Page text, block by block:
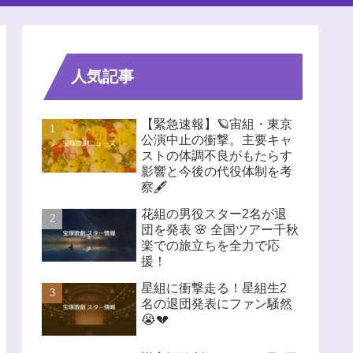
人気記事
【緊急速報】🪐宙組・東京
公演中止の衝撃。主要キャ
ストの体調不良がもたらす
影響と今後の代役体制を考
察🖋️
花組の男役スター2名が退
団を発表 🌸 全国ツアー千秋
楽での旅立ちを全力で応
援！
星組に衝撃走る！星組生2
名の退団発表にファン騒然
😭💔